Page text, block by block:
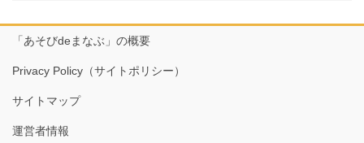
「あそびdeまなぶ」の概要
Privacy Policy（サイトポリシー）
サイトマップ
運営者情報